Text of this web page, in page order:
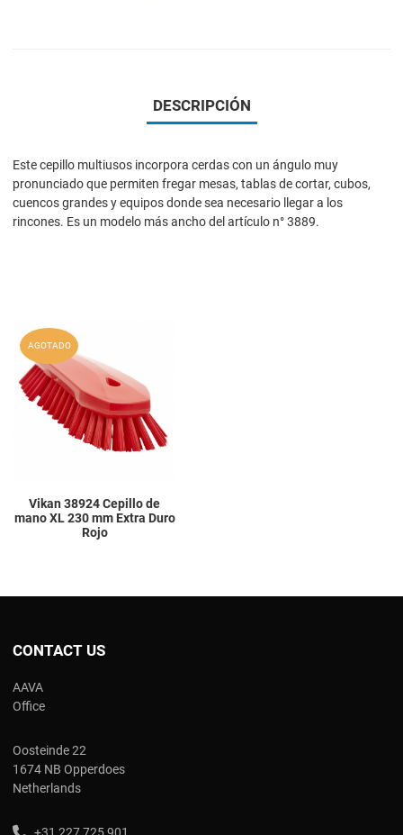
DESCRIPCIÓN
Este cepillo multiusos incorpora cerdas con un ángulo muy
pronunciado que permiten fregar mesas, tablas de cortar, cubos,
cuencos grandes y equipos donde sea necesario llegar a los
rincones. Es un modelo más ancho del artículo n° 3889.
AGOTADO
Vikan 38924 Cepillo de
mano XL 230 mm Extra Duro
Rojo
CONTACT US
AAVA
Office
Oosteinde 22
1674 NB Opperdoes
Netherlands